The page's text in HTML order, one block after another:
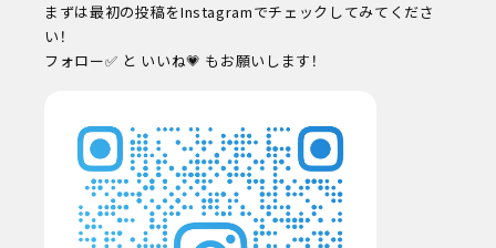
その他メニュー
個人情報保護方針
情報公開
カスタマーハラスメントに対する方針
まずは最初の投稿をInstagramでチェックしてみてくださ
い！
フォロー✅ と いいね💗 もお願いします！